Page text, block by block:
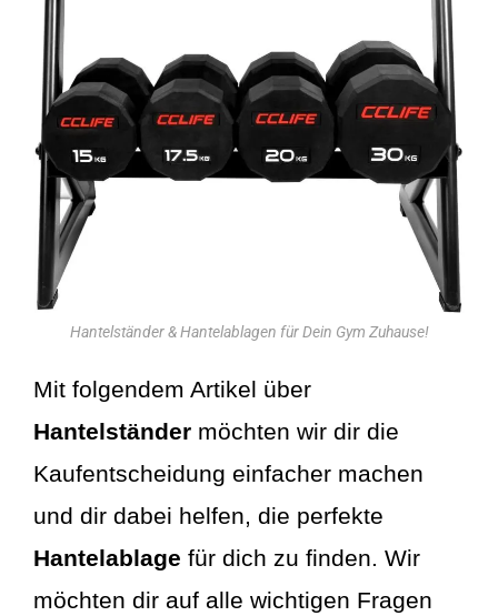
Hantelständer & Hantelablagen für Dein Gym Zuhause!
Mit folgendem Artikel über
Hantelständer möchten wir dir die
Kaufentscheidung einfacher machen
und dir dabei helfen, die perfekte
Hantelablage für dich zu finden. Wir
möchten dir auf alle wichtigen Fragen